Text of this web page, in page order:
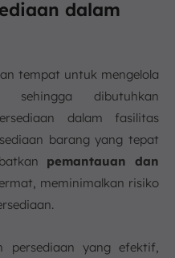
dalam
tempat untuk mengelola
dibutuhkan
dalam fasilitas
barang yang tepat
pemantauan dan
meminimalkan risiko
persediaan yang efektif,